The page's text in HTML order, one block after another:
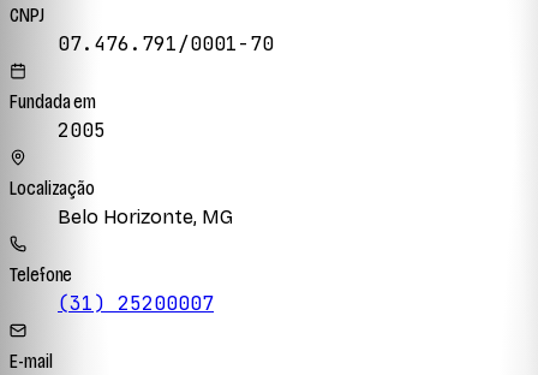
CNPJ
07.476.791/0001-70
Fundada em
2005
Localização
Belo Horizonte, MG
Telefone
(31) 25200007
E-mail